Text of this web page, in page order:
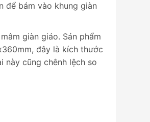
để bám vào khung giàn
giàn giáo. Sản phẩm
đây là kích thước
này cũng chênh lệch so